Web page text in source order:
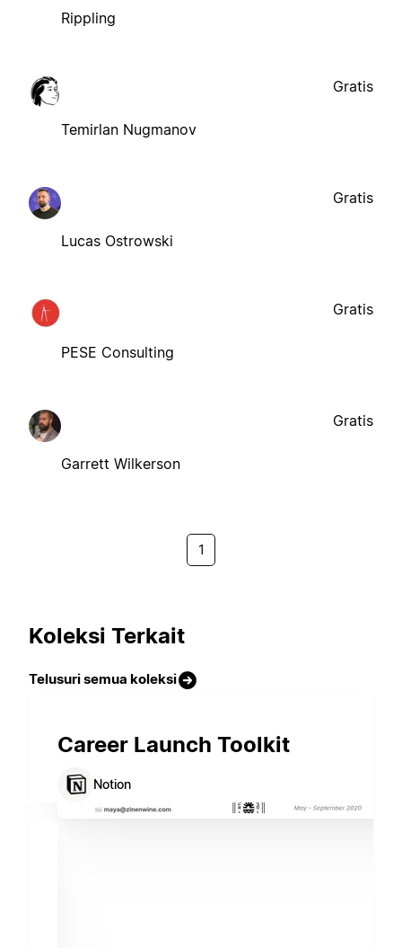
Rippling
Temirlan Nugmanov
Gratis
Lucas Ostrowski
Gratis
PESE Consulting
Gratis
Garrett Wilkerson
Gratis
1
Koleksi Terkait
Telusuri semua koleksi
Career Launch Toolkit
Notion